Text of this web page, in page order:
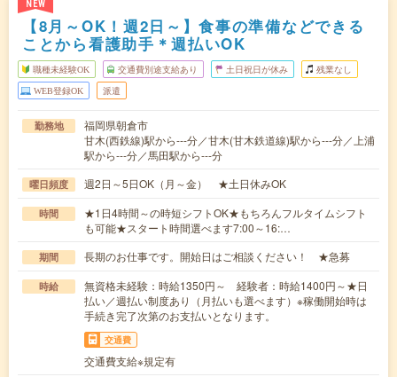
NEW
【8月～OK！週2日～】食事の準備などできる
ことから看護助手＊週払いOK
職種未経験OK 交通費別途支給あり 土日祝日が休み 残業なし
WEB登録OK 派遣
勤務地
福岡県朝倉市
甘木(西鉄線)駅から---分／甘木(甘木鉄道線)駅から---分／上浦
駅から---分／馬田駅から---分
曜日頻度 週2日～5日OK（月～金） ★土日休みOK
時間
★1日4時間～の時短シフトOK★もちろんフルタイムシフト
も可能★スタート時間選べます7:00～16:…
期間 長期のお仕事です。開始日はご相談ください！ ★急募
時給
無資格未経験：時給1350円～ 経験者：時給1400円～★日
払い／週払い制度あり（月払いも選べます）※稼働開始時は
手続き完了次第のお支払いとなります。
交通費
交通費支給※規定有